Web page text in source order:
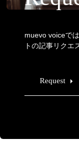
muevo voiceで
トの記事リクエ
Request